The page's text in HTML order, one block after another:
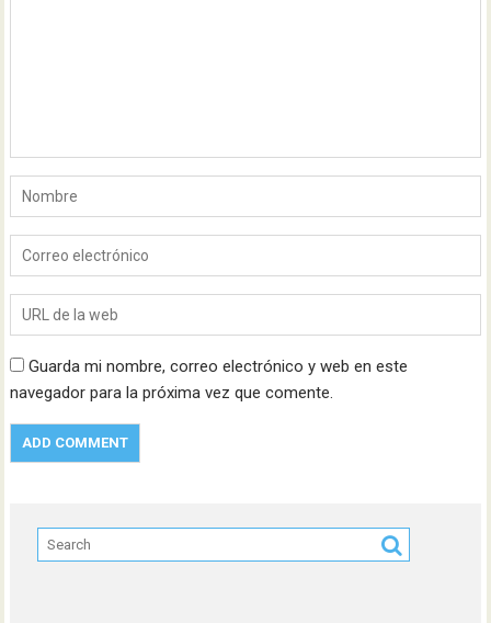
Guarda mi nombre, correo electrónico y web en este
navegador para la próxima vez que comente.